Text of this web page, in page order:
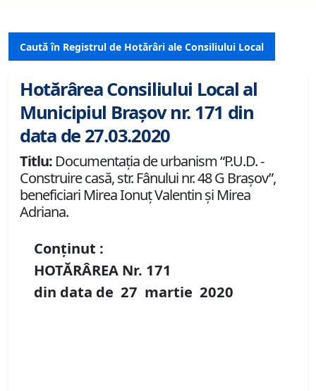
Caută în Registrul de Hotărâri ale Consiliului Local
Hotărârea Consiliului Local al
Municipiul Brașov nr. 171 din
data de 27.03.2020
Titlu: Documentaţia de urbanism “P.U.D. -
Construire casă, str. Fânului nr. 48 G Braşov”,
beneficiari Mirea Ionuţ Valentin şi Mirea
Adriana.
Conținut :
HOTĂRÂREA Nr. 171
din data de 27 martie 2020